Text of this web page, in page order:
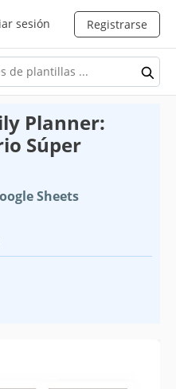
sesión Registrarse
Planner:
Súper
Sheets